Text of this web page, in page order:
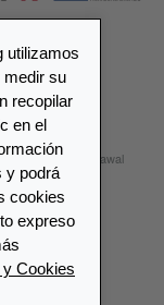
utilizamos
medir su
recopilar
en el
y podrá
cookies
expreso
Cookies
reserved.
Cookies
Withdrawal